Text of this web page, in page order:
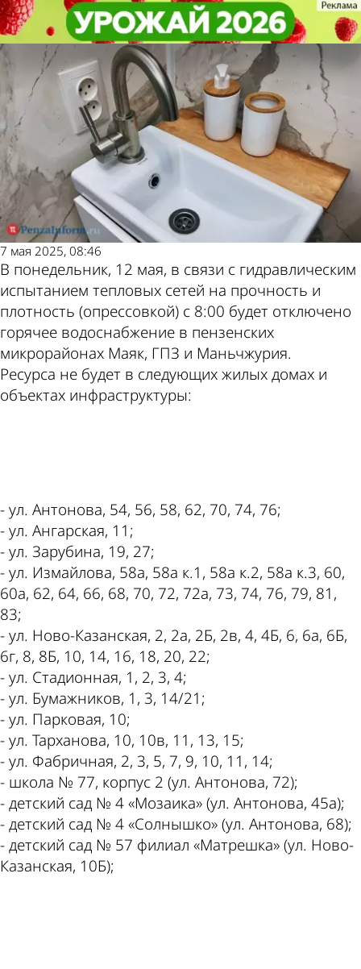
На Маяке, ГПЗ и в Маньчжурии
отключат горячую воду
Общество
7 мая 2025, 08:46
В понедельник, 12 мая, в связи с гидравлическим
испытанием тепловых сетей на прочность и
плотность (опрессовкой) с 8:00 будет отключено
горячее водоснабжение в пензенских
микрорайонах Маяк, ГПЗ и Маньчжурия.
Ресурса не будет в следующих жилых домах и
объектах инфраструктуры:
- ул. Антонова, 54, 56, 58, 62, 70, 74, 76;
- ул. Ангарская, 11;
- ул. Зарубина, 19, 27;
- ул. Измайлова, 58а, 58а к.1, 58а к.2, 58а к.3, 60,
60а, 62, 64, 66, 68, 70, 72, 72а, 73, 74, 76, 79, 81,
83;
- ул. Ново-Казанская, 2, 2а, 2Б, 2в, 4, 4Б, 6, 6а, 6Б,
6г, 8, 8Б, 10, 14, 16, 18, 20, 22;
- ул. Стадионная, 1, 2, 3, 4;
- ул. Бумажников, 1, 3, 14/21;
- ул. Парковая, 10;
- ул. Тарханова, 10, 10в, 11, 13, 15;
- ул. Фабричная, 2, 3, 5, 7, 9, 10, 11, 14;
- школа № 77, корпус 2 (ул. Антонова, 72);
- детский сад № 4 «Мозаика» (ул. Антонова, 45а);
- детский сад № 4 «Солнышко» (ул. Антонова, 68);
- детский сад № 57 филиал «Матрешка» (ул. Ново-
Казанская, 10Б);
На Маяке, ГПЗ и в Маньчжурии
отключат горячую воду
Общество
Другие новости
по теме
Погода и курсы
валют в Пензе